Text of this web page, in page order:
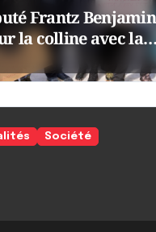
Frantz Benjamin
la colline avec la
Société